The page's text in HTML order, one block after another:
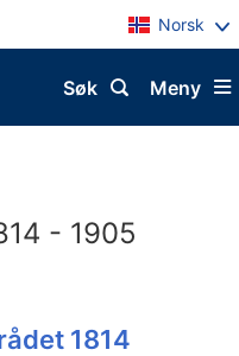
Norsk
Meny
Søk
- 1905
1814